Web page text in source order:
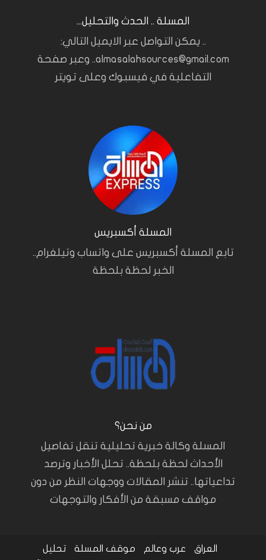
المسلة .. الحدث والتحليل...
.. يمكن التواصل عبر الايميل التالي:
almasalahsources@gmail.com.. وعبر صفحة
التفاعلية في فيسبوك وعلى تويتر
المسلة أكسبريس
تابع المسلة أكسبريس على واتساب وتيلغرام..
الخبر لحظة بلحظة
من نحن؟
المسلة وكالة خبرية تحليلية تنقل تفاصيل
الأحداث لحظة بلحظة.. تحلل الأخبار وترصد
تداعياتها.. تنشر المقالات ووجهات النظر من دون
مواقف مسبقة من الأفكار والتوجهات
العراق عرب وعالم موقف المسلة تحليل